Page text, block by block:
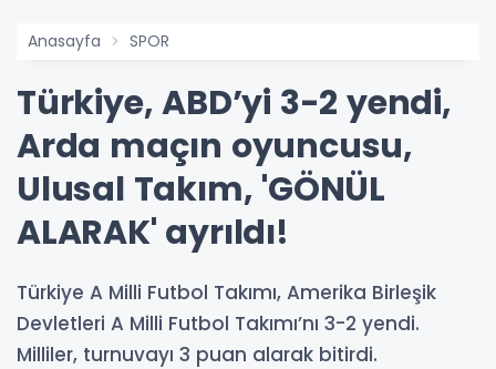
Anasayfa SPOR
Türkiye, ABD’yi 3-2 yendi,
Arda maçın oyuncusu,
Ulusal Takım, 'GÖNÜL
ALARAK' ayrıldı!
Türkiye A Milli Futbol Takımı, Amerika Birleşik
Devletleri A Milli Futbol Takımı’nı 3-2 yendi.
Milliler, turnuvayı 3 puan alarak bitirdi.